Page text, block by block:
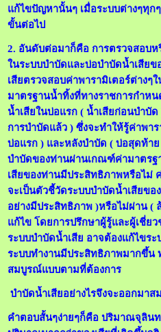
แก้ไขปัญหานั้นๆ เมื่อระบบต่างๆทุ
ขั้นต่อไป
2. อันดับต่อมาก็คือ การตรวจสอบห
ในระบบบำบัดและบ่อบำบัดน้ำเสียข
เสียตรวจสอบค่าพารามิเตอร์ต่างๆ
มาตรฐานน้ำทิ้งที่ทางราชการกำหน
น้ำเสียในบ่อแรก ( น้ำเสียก่อนบำบั
การบำบัดแล้ว ) ซึ่งจะทำให้รู้ค่าพา
บ่อแรก ) และหลังบำบัด ( บ่อสุดท้า
บำบัดของท่านผ่านเกณฑ์ค่ามาตรฐ
เสียของท่านมีประสิทธิภาพหรือไม่
จะเป็นตัวชี้วัดระบบบำบัดน้ำเสียขอ
อย่างมีประสิทธิภาพ )หรือไม่ผ่าน (
แก้ไข โดยการปรึกษาผู้รู้และผู้เชี่ย
ระบบบำบัดน้ำเสีย อาจต้องแก้ไขร
ระบบทำงานมีประสิทธิภาพมากขึ้น
สมบูรณ์แบบตามที่ต้องการ
บำบัดน้ำเสียอย่างไรจึงจะออกมา
คำตอบสั้นๆง่ายๆก็คือ ปริมาณจุลิน